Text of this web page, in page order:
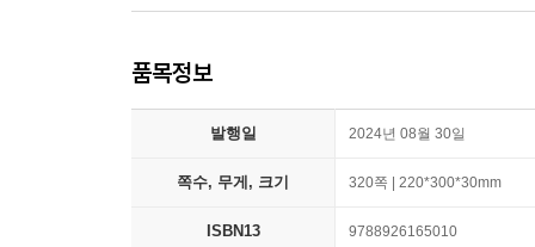
품목정보
발행일 2024년 08월 30일
쪽수, 무게, 크기 320쪽 | 220*300*30mm
ISBN13 9788926165010